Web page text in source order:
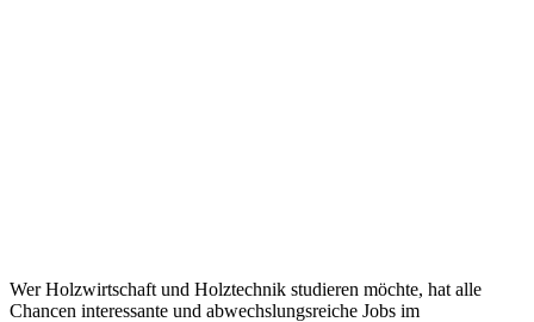
Wer Holzwirtschaft und Holztechnik studieren möchte, hat alle
Chancen interessante und abwechslungsreiche Jobs im